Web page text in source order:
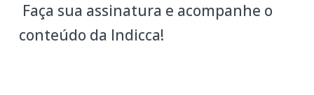
Faça sua assinatura e acompanhe o
conteúdo da Indicca!